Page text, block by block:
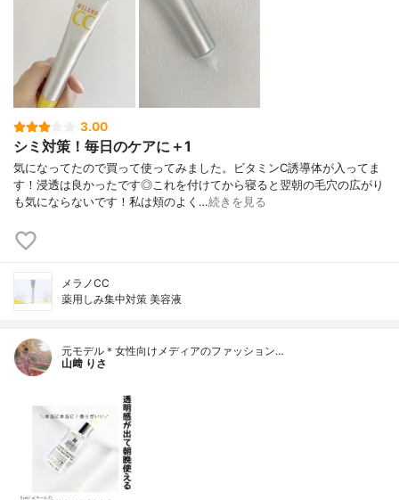
3.00
シミ対策！毎日のケアに＋1
気になってたので買って使ってみました。ビタミンC誘導体が入ってま
す！浸透は良かったです◎これを付けてから寝ると翌朝の毛穴の広がり
も気にならないです！私は頬のよく…続きを見る
メラノCC
薬用しみ集中対策 美容液
元モデル＊女性向けメディアのファッション…
山﨑 りさ